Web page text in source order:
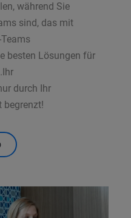
während Sie
sind, das mit
besten Lösungen für
durch Ihr
begrenzt!